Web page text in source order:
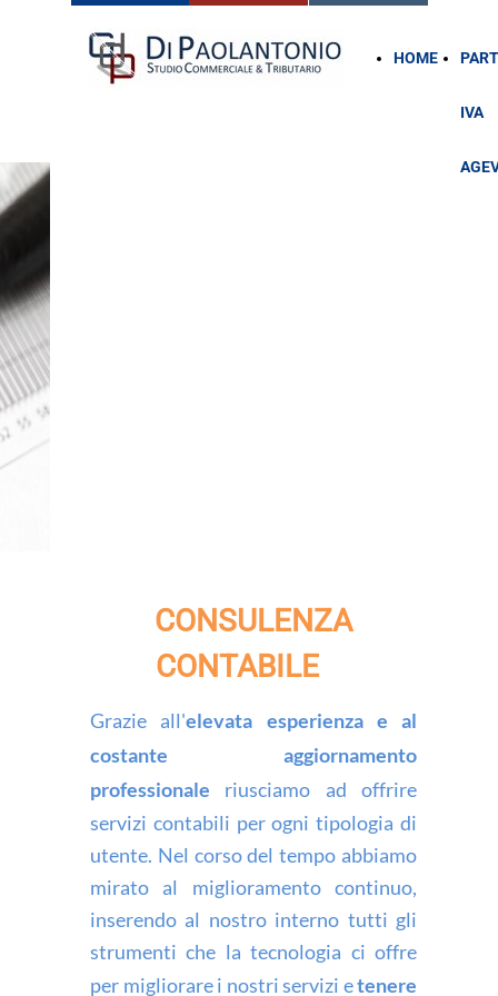
HOME
IVA
CONSULENZA
CONTABILE
Grazie all'elevata esperienza e al
costante aggiornamento
professionale riusciamo ad offrire
servizi contabili per ogni tipologia di
utente. Nel corso del tempo abbiamo
mirato al miglioramento continuo,
inserendo al nostro interno tutti gli
strumenti che la tecnologia ci offre
per migliorare i nostri servizi etenere